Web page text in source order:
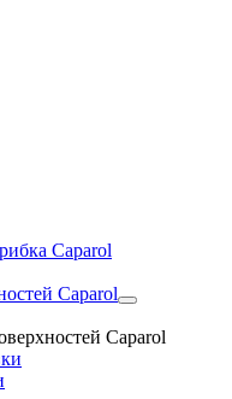
Caparol
Caparol
Caparol